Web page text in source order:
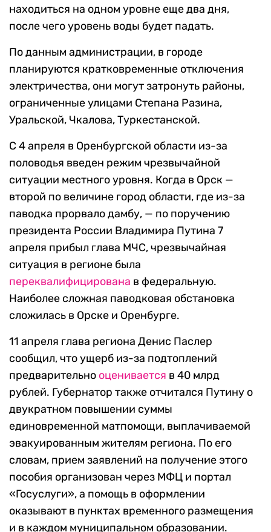
находиться на одном уровне еще два дня,
после чего уровень воды будет падать.
По данным администрации, в городе
планируются кратковременные отключения
электричества, они могут затронуть районы,
ограниченные улицами Степана Разина,
Уральской, Чкалова, Туркестанской.
С 4 апреля в Оренбургской области из-за
половодья введен режим чрезвычайной
ситуации местного уровня. Когда в Орск —
второй по величине город области, где из-за
паводка прорвало дамбу, — по поручению
президента России Владимира Путина 7
апреля прибыл глава МЧС, чрезвычайная
ситуация в регионе была
переквалифицирована в федеральную.
Наиболее сложная паводковая обстановка
сложилась в Орске и Оренбурге.
11 апреля глава региона Денис Паслер
сообщил, что ущерб из-за подтоплений
предварительно оценивается в 40 млрд
рублей. Губернатор также отчитался Путину о
двукратном повышении суммы
единовременной матпомощи, выплачиваемой
эвакуированным жителям региона. По его
словам, прием заявлений на получение этого
пособия организован через МФЦ и портал
«Госуслуги», а помощь в оформлении
оказывают в пунктах временного размещения
и в каждом муниципальном образовании.